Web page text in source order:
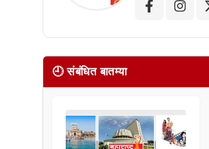
🕘 संबंधित बातम्या